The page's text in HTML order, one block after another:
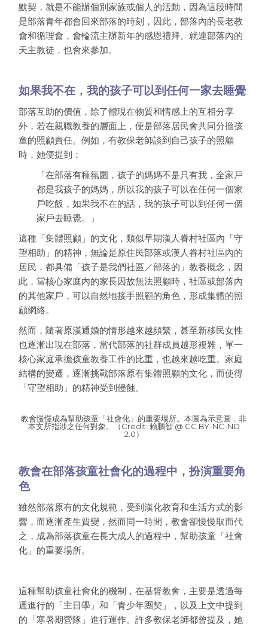
默契，就是不能辦個別家族或個人的活動，因為這段時間
是部落青年都會回來部落的時刻，因此，部落內的長老教
會和循理會，會輪流主辦新年的感恩禮拜。就連部落內的
天主教徒，也會來參加。
如果我不在，我的孩子可以到任何一家去睡覺
部落互助的價值，除了體現在物質和情感上的互相分享
外，若在親職教養的層面上，便是部落居民會共同分擔孩
童的照顧責任。例如，有教保老師談到自己孩子的照顧
時，她便提到：
「在部落有種氛圍，孩子的媽媽不是只有我，全家戶
都是我孩子的媽媽，所以我的孩子可以在任何一個家
戶吃飯，如果我不在的話，我的孩子可以到任何一個
家戶去睡覺。」
這種「集體照顧」的文化，類似早期漢人眷村社區內「守
望相助」的精神，無論是原住民部落或漢人眷村社區內的
居民，都具備「孩子是我們社區／部落的」教養概念，因
此，當核心家庭內的家長因故無法照顧時，社區或部落內
的其他家戶，可以自然地接手照顧的角色，形成集體的照
顧網絡。
然而，隨著原漢通婚的情形越來越頻繁，甚至新移民女性
也逐漸出現在部落，當代部落的社群成員越形複雜，單一
核心家庭承擔孩童教養工作的比重，也越來越吃重。家庭
結構的變遷，逐漸挑戰部落原有集體照顧的文化，而使得
「守望相助」的精神受到侵蝕。
教會慢慢成為幫助孩童「社會化」的重要場所。本圖為示意圖，非
本文所指涉之任何對象。（Credit: 賴鵬智 @ CC BY-NC-ND
2.0）
教會在部落孩童社會化的過程中，扮演重要角
色
雖然部落原有的文化規範，受到漢化教育和生活方式的影
響，而逐漸產生質變，然而同一時間，教會卻慢慢取而代
之，成為部落孩童在長大成人的過程中，幫助孩童「社會
化」的重要場所。
這種幫助孩童社會化的機制，在基督教會，主要是透過每
週進行的「主日學」和「青少年團契」，以及上文中提到
的「寒暑期營隊」進行運作。許多教保老師都曾提及，她